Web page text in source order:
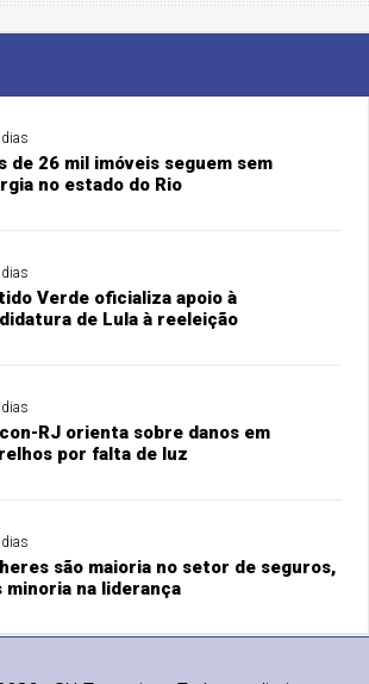
de 26 mil imóveis seguem sem
no estado do Rio
Verde oficializa apoio à
de Lula à reeleição
RJ orienta sobre danos em
por falta de luz
são maioria no setor de seguros,
minoria na liderança